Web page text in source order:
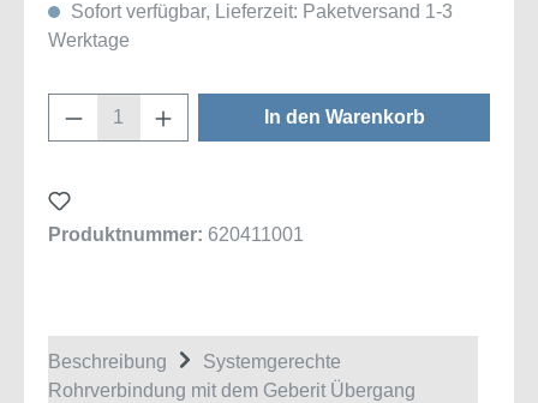
Sofort verfügbar, Lieferzeit: Paketversand 1-3
Werktage
Produkt Anzahl: Gib den gewünschten
In den Warenkorb
Produktnummer: 620411001
Beschreibung
Systemgerechte
Rohrverbindung mit dem Geberit Übergang